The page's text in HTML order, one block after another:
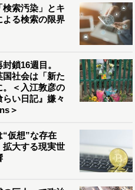
検索汚染」とキ
よる検索の限界
鎖16週目。
国社会は「新た
。＜入江敦彦の
らい日記』嫌々
＞
“仮想”な存在
大する現実世